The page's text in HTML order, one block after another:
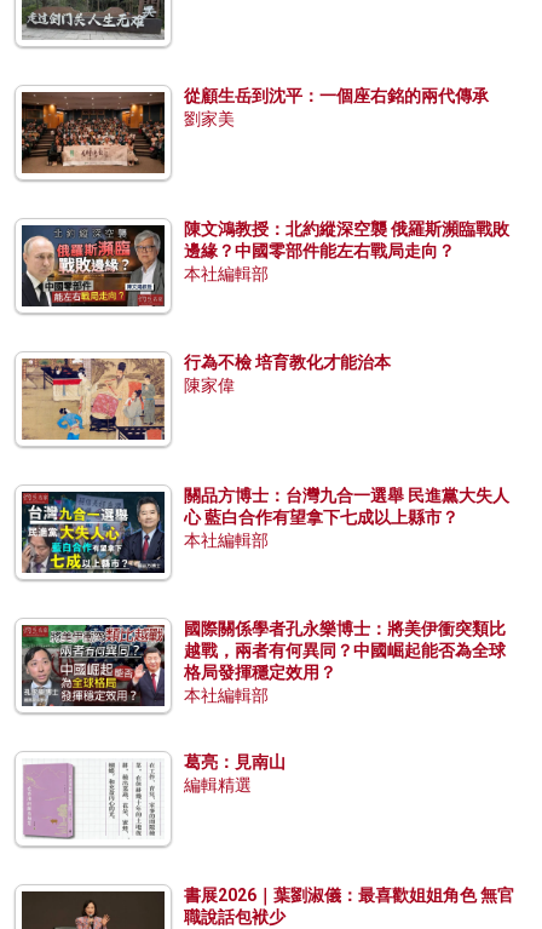
從顧生岳到沈平：一個座右銘的兩代傳承
劉家美
陳文鴻教授：北約縱深空襲 俄羅斯瀕臨戰敗
邊緣？中國零部件能左右戰局走向？
本社編輯部
行為不檢 培育教化才能治本
陳家偉
關品方博士：台灣九合一選舉 民進黨大失人
心 藍白合作有望拿下七成以上縣市？
本社編輯部
國際關係學者孔永樂博士：將美伊衝突類比
越戰，兩者有何異同？中國崛起能否為全球
格局發揮穩定效用？
本社編輯部
葛亮：見南山
編輯精選
書展2026｜葉劉淑儀：最喜歡姐姐角色 無官
職說話包袱少